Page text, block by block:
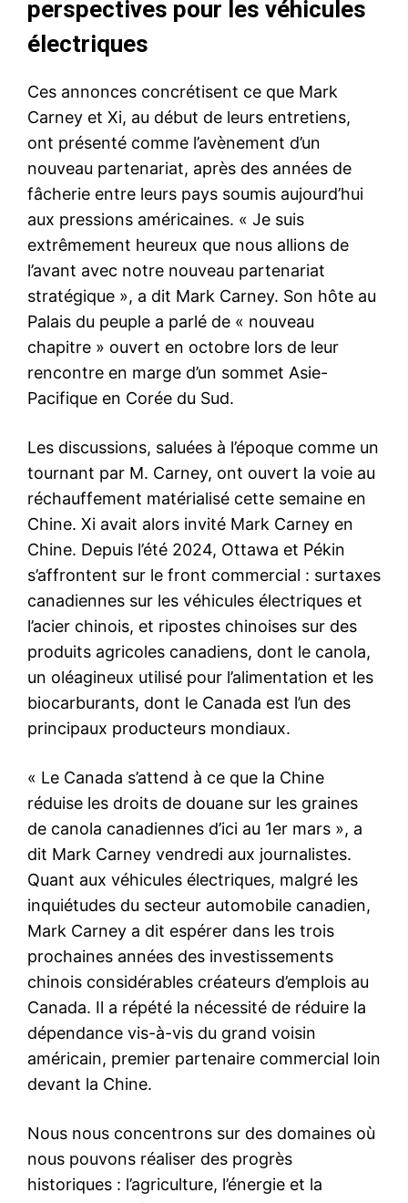
perspectives pour les véhicules
électriques
Ces annonces concrétisent ce que Mark
Carney et Xi, au début de leurs entretiens,
ont présenté comme l’avènement d’un
nouveau partenariat, après des années de
fâcherie entre leurs pays soumis aujourd’hui
aux pressions américaines. « Je suis
extrêmement heureux que nous allions de
l’avant avec notre nouveau partenariat
stratégique », a dit Mark Carney. Son hôte au
Palais du peuple a parlé de « nouveau
chapitre » ouvert en octobre lors de leur
rencontre en marge d’un sommet Asie-
Pacifique en Corée du Sud.
Les discussions, saluées à l’époque comme un
tournant par M. Carney, ont ouvert la voie au
réchauffement matérialisé cette semaine en
Chine. Xi avait alors invité Mark Carney en
Chine. Depuis l’été 2024, Ottawa et Pékin
s’affrontent sur le front commercial : surtaxes
canadiennes sur les véhicules électriques et
l’acier chinois, et ripostes chinoises sur des
produits agricoles canadiens, dont le canola,
un oléagineux utilisé pour l’alimentation et les
biocarburants, dont le Canada est l’un des
principaux producteurs mondiaux.
« Le Canada s’attend à ce que la Chine
réduise les droits de douane sur les graines
de canola canadiennes d’ici au 1er mars », a
dit Mark Carney vendredi aux journalistes.
Quant aux véhicules électriques, malgré les
inquiétudes du secteur automobile canadien,
Mark Carney a dit espérer dans les trois
prochaines années des investissements
chinois considérables créateurs d’emplois au
Canada. Il a répété la nécessité de réduire la
dépendance vis-à-vis du grand voisin
américain, premier partenaire commercial loin
devant la Chine.
Nous nous concentrons sur des domaines où
nous pouvons réaliser des progrès
historiques : l’agriculture, l’énergie et la